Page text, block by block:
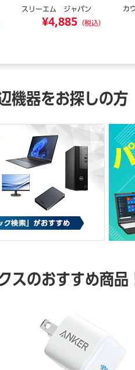
スリーエム ジャパン
¥4,885 （税込）
カ
機器をお探しの方
スのおすすめ商品